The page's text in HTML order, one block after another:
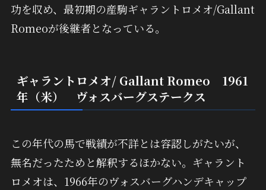
功を収め、最初期の産駒ギャラントロメオ/Gallant
Romeoが後継者となっている。
ギャラントロメオ/ Gallant Romeo 1961
年（米） ヴォスバーグステークス
この年代の馬で戦績が不詳とは容認しがたいが、
無名だったためと解釈するほかない。ギャラント
ロメオは、1966年のヴォスバーグハンデキャップ